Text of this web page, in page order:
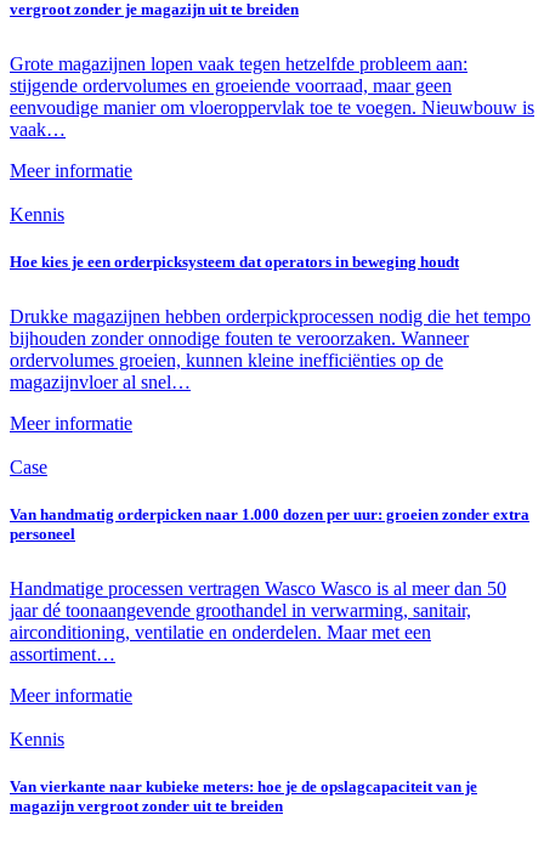
vergroot zonder je magazijn uit te breiden
Grote magazijnen lopen vaak tegen hetzelfde probleem aan:
stijgende ordervolumes en groeiende voorraad, maar geen
eenvoudige manier om vloeroppervlak toe te voegen. Nieuwbouw is
vaak…
Meer informatie
Kennis
Hoe kies je een orderpicksysteem dat operators in beweging houdt
Drukke magazijnen hebben orderpickprocessen nodig die het tempo
bijhouden zonder onnodige fouten te veroorzaken. Wanneer
ordervolumes groeien, kunnen kleine inefficiënties op de
magazijnvloer al snel…
Meer informatie
Case
Van handmatig orderpicken naar 1.000 dozen per uur: groeien zonder extra
personeel
Handmatige processen vertragen Wasco Wasco is al meer dan 50
jaar dé toonaangevende groothandel in verwarming, sanitair,
airconditioning, ventilatie en onderdelen. Maar met een
assortiment…
Meer informatie
Kennis
Van vierkante naar kubieke meters: hoe je de opslagcapaciteit van je
magazijn vergroot zonder uit te breiden